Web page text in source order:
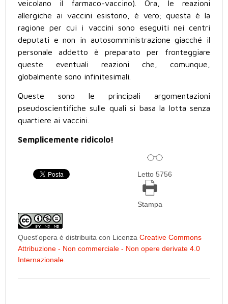
veicolano il farmaco-vaccino). Ora, le reazioni
allergiche ai vaccini esistono, è vero; questa è la
ragione per cui i vaccini sono eseguiti nei centri
deputati e non in autosomministrazione giacché il
personale addetto è preparato per fronteggiare
queste eventuali reazioni che, comunque,
globalmente sono infinitesimali.
Queste sono le principali argomentazioni
pseudoscientifiche sulle quali si basa la lotta senza
quartiere ai vaccini.
Semplicemente ridicolo!
Letto 5756
Stampa
Quest'opera è distribuita con Licenza Creative Commons
Attribuzione - Non commerciale - Non opere derivate 4.0
Internazionale.